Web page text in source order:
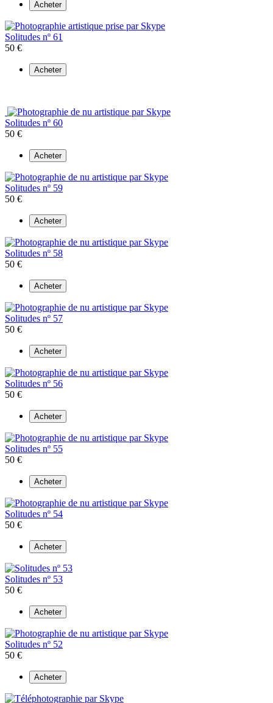
Acheter
Solitudes nº 61
50 €
Acheter
Solitudes nº 60
50 €
Acheter
Solitudes nº 59
50 €
Acheter
Solitudes nº 58
50 €
Acheter
Solitudes nº 57
50 €
Acheter
Solitudes nº 56
50 €
Acheter
Solitudes nº 55
50 €
Acheter
Solitudes nº 54
50 €
Acheter
Solitudes nº 53
50 €
Acheter
Solitudes nº 52
50 €
Acheter